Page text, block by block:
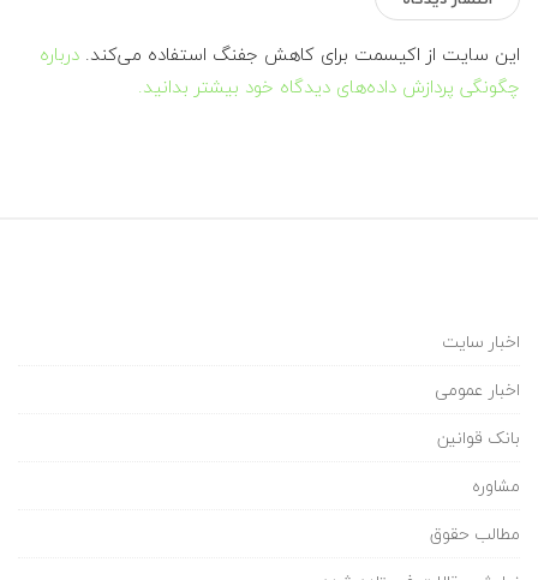
این سایت از اکیسمت برای کاهش جفنگ استفاده می‌کند. درباره
چگونگی پردازش داده‌های دیدگاه خود بیشتر بدانید.
اخبار سایت
اخبار عمومی
بانک قوانین
مشاوره
مطالب حقوق